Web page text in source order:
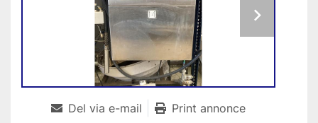
Del via e-mail Print annonce